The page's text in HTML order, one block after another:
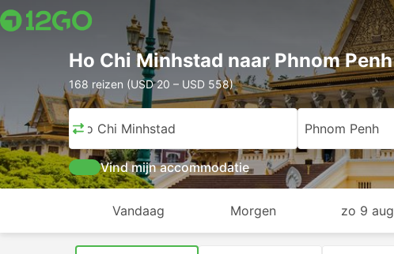
Ho Chi Minhstad naar Phnom Penh
168 reizen (USD 20 – USD 558)
Ho Chi Minhstad Phnom Penh
Vind mijn accommodatie
Vandaag Morgen zo 9 aug